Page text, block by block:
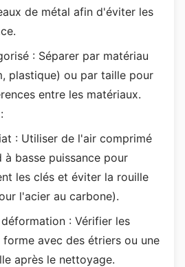
de métal afin d'éviter les
: Séparer par matériau
plastique) ou par taille pour
entre les matériaux.
: Utiliser de l'air comprimé
basse puissance pour
les clés et éviter la rouille
l'acier au carbone).
: Vérifier les
avec des étriers ou une
après le nettoyage.